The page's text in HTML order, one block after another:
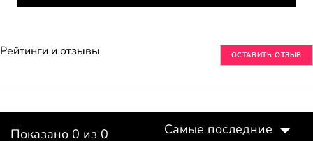
Рейтинги и отзывы ОСТАВИТЬ ОТЗЫВ
Показано 0 из 0 Самые последние